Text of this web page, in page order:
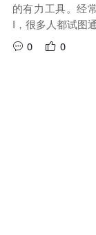
的有力工具。经
I，很多人都试图
0
0